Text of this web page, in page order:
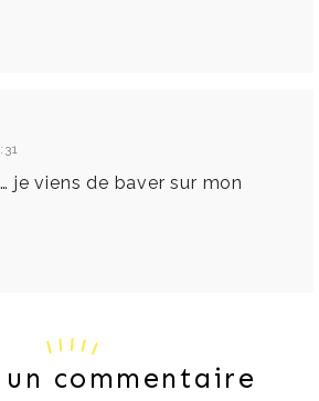
je viens de baver sur mon
un commentaire